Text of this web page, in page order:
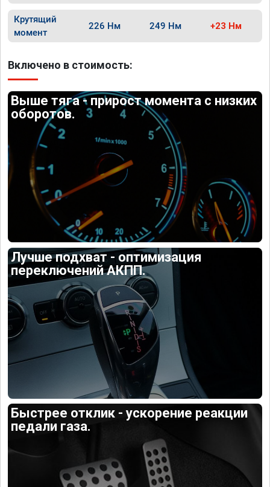
Крутящий
момент
226 Нм 249 Нм +23 Нм
Включено в стоимость:
Выше тяга - прирост момента с низких
оборотов.
Лучше подхват - оптимизация
переключений АКПП.
Быстрее отклик - ускорение реакции
педали газа.